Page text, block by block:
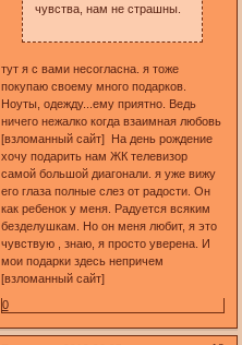
чувства, нам не страшны.
тут я с вами несогласна. я тоже
покупаю своему много подарков.
Ноуты, одежду...ему приятно. Ведь
ничего нежалко когда взаимная любовь
[взломанный сайт] На день рождение
хочу подарить нам ЖК телевизор
самой большой диагонали. я уже вижу
его глаза полные слез от радости. Он
как ребенок у меня. Радуется всяким
безделушкам. Но он меня любит, я это
чувствую , знаю, я просто уверена. И
мои подарки здесь непричем
[взломанный сайт]
0